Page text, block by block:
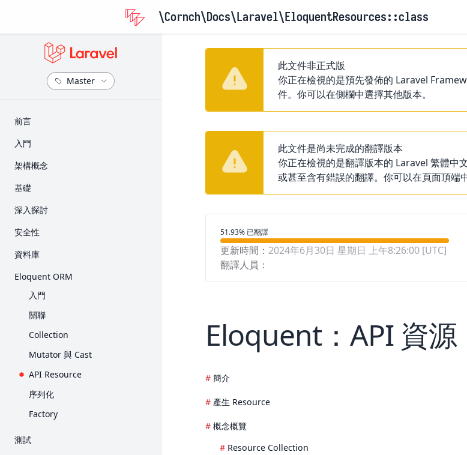
\Cornch\Docs\Laravel\EloquentResources::class
​前言
版本資訊
入門
安裝
入門套件
部署
架構概念
Request 的生命週期
基礎
路由
Request
Response
View
Session
表單驗證
錯誤處理
深入探討
Artisan 主控台
Collection
通知
安全性
身份驗證
資料庫
Query Builder
分頁
Migration
Seed
Redis
Eloquent ORM
入門
關聯
Collection
Mutator 與 Cast
API Resource
序列化
Factory
測試
此文件非正式版
你正在檢視的是預先發佈的 Laravel
件。你可以在側欄中選擇其他版本。
此文件是尚未完成的翻譯版本
你正在檢視的是翻譯版本的 Laravel 繁體中
或甚至含有錯誤的翻譯。你可以在頁面頂端
翻譯進度
51.93% 已翻譯
更新時間： 2024年6月30日 星期日 上午8:26:00 [UTC]
翻譯人員：
Eloquent：API 資源
簡介
產生 Resource
概念概覽
Resource Collection